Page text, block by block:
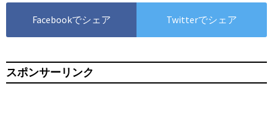
Facebookでシェア Twitterでシェア
スポンサーリンク